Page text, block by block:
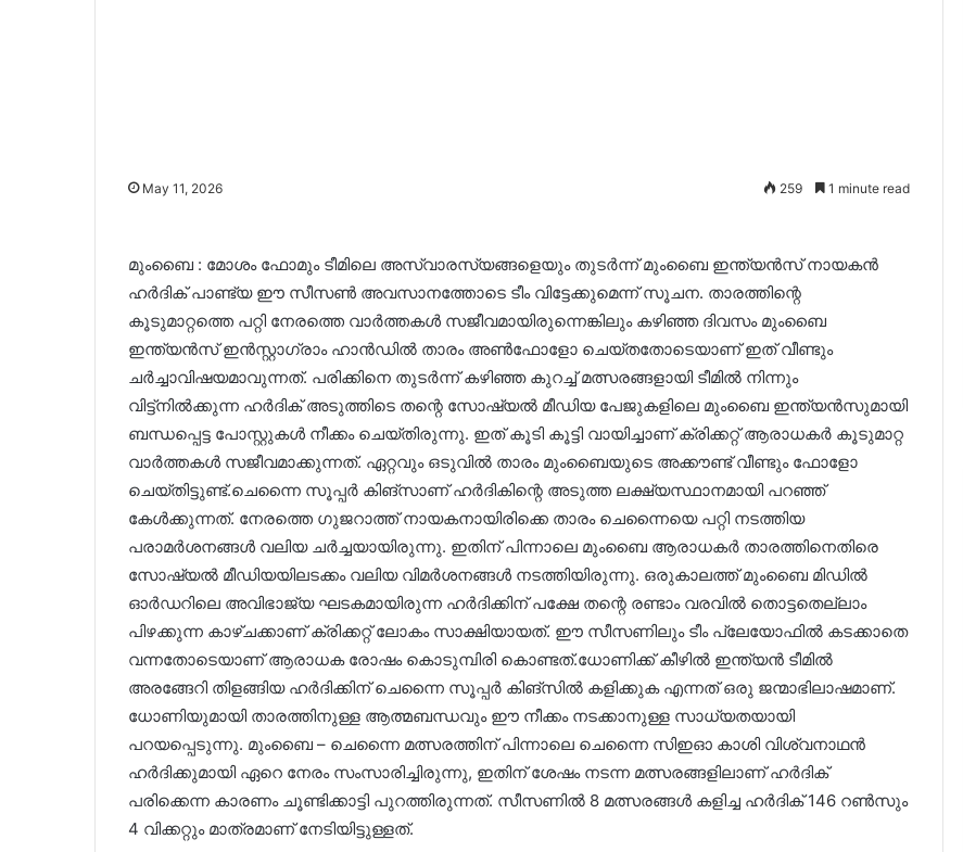
May 11, 2026 259 1 minute read
മുംബൈ : മോശം ഫോമും ടീമിലെ അസ്വാരസ്യങ്ങളെയും തുടർന്ന് മുംബൈ ഇന്ത്യൻസ് നായകൻ
ഹർദിക് പാണ്ട്യ ഈ സീസൺ അവസാനത്തോടെ ടീം വിട്ടേക്കുമെന്ന് സൂചന. താരത്തിന്റെ
കൂടുമാറ്റത്തെ പറ്റി നേരത്തെ വാർത്തകൾ സജീവമായിരുന്നെങ്കിലും കഴിഞ്ഞ ദിവസം മുംബൈ
ഇന്ത്യൻസ് ഇൻസ്റ്റാഗ്രാം ഹാൻഡിൽ താരം അൺഫോളോ ചെയ്തതോടെയാണ് ഇത് വീണ്ടും
ചർച്ചാവിഷയമാവുന്നത്. പരിക്കിനെ തുടർന്ന് കഴിഞ്ഞ കുറച്ച് മത്സരങ്ങളായി ടീമിൽ നിന്നും
വിട്ട്നിൽക്കുന്ന ഹർദിക് അടുത്തിടെ തന്റെ സോഷ്യൽ മീഡിയ പേജുകളിലെ മുംബൈ ഇന്ത്യൻസുമായി
ബന്ധപ്പെട്ട പോസ്റ്റുകൾ നീക്കം ചെയ്തിരുന്നു. ഇത് കൂടി കൂട്ടി വായിച്ചാണ് ക്രിക്കറ്റ് ആരാധകർ കൂടുമാറ്റ
വാർത്തകൾ സജീവമാക്കുന്നത്. ഏറ്റവും ഒടുവിൽ താരം മുംബൈയുടെ അക്കൗണ്ട് വീണ്ടും ഫോളോ
ചെയ്തിട്ടുണ്ട്.ചെന്നൈ സൂപ്പർ കിങ്‌സാണ് ഹർദികിന്റെ അടുത്ത ലക്ഷ്യസ്ഥാനമായി പറഞ്ഞ്
കേൾക്കുന്നത്. നേരത്തെ ഗുജറാത്ത് നായകനായിരിക്കെ താരം ചെന്നൈയെ പറ്റി നടത്തിയ
പരാമർശനങ്ങൾ വലിയ ചർച്ചയായിരുന്നു. ഇതിന് പിന്നാലെ മുംബൈ ആരാധകർ താരത്തിനെതിരെ
സോഷ്യൽ മീഡിയയിലടക്കം വലിയ വിമർശനങ്ങൾ നടത്തിയിരുന്നു. ഒരുകാലത്ത് മുംബൈ മിഡിൽ
ഓർഡറിലെ അവിഭാജ്യ ഘടകമായിരുന്ന ഹർദിക്കിന് പക്ഷേ തന്റെ രണ്ടാം വരവിൽ തൊട്ടതെല്ലാം
പിഴക്കുന്ന കാഴ്ചക്കാണ് ക്രിക്കറ്റ് ലോകം സാക്ഷിയായത്. ഈ സീസണിലും ടീം പ്ലേയോഫിൽ കടക്കാതെ
വന്നതോടെയാണ് ആരാധക രോഷം കൊടുമ്പിരി കൊണ്ടത്.ധോണിക്ക് കീഴിൽ ഇന്ത്യൻ ടീമിൽ
അരങ്ങേറി തിളങ്ങിയ ഹർദിക്കിന് ചെന്നൈ സൂപ്പർ കിങ്സിൽ കളിക്കുക എന്നത് ഒരു ജന്മാഭിലാഷമാണ്.
ധോണിയുമായി താരത്തിനുള്ള ആത്മബന്ധവും ഈ നീക്കം നടക്കാനുള്ള സാധ്യതയായി
പറയപ്പെടുന്നു. മുംബൈ – ചെന്നൈ മത്സരത്തിന് പിന്നാലെ ചെന്നൈ സിഇഓ കാശി വിശ്വനാഥൻ
ഹർദിക്കുമായി ഏറെ നേരം സംസാരിച്ചിരുന്നു, ഇതിന് ശേഷം നടന്ന മത്സരങ്ങളിലാണ് ഹർദിക്
പരിക്കെന്ന കാരണം ചൂണ്ടിക്കാട്ടി പുറത്തിരുന്നത്. സീസണിൽ 8 മത്സരങ്ങൾ കളിച്ച ഹർദിക് 146 റൺസും
4 വിക്കറ്റും മാത്രമാണ് നേടിയിട്ടുള്ളത്.